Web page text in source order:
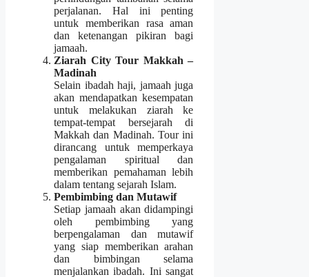
perjalanan. Hal ini penting
untuk memberikan rasa aman
dan ketenangan pikiran bagi
jamaah.
Ziarah City Tour Makkah –
Madinah
Selain ibadah haji, jamaah juga
akan mendapatkan kesempatan
untuk melakukan ziarah ke
tempat-tempat bersejarah di
Makkah dan Madinah. Tour ini
dirancang untuk memperkaya
pengalaman spiritual dan
memberikan pemahaman lebih
dalam tentang sejarah Islam.
Pembimbing dan Mutawif
Setiap jamaah akan didampingi
oleh pembimbing yang
berpengalaman dan mutawif
yang siap memberikan arahan
dan bimbingan selama
menjalankan ibadah. Ini sangat